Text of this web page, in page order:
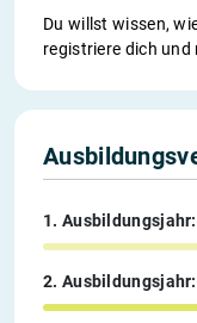
Du willst wissen,
registriere dich
1.
2.